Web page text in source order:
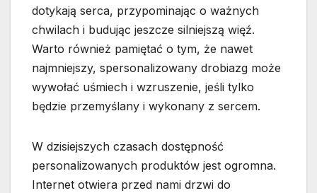
dotykają serca, przypominając o ważnych
chwilach i budując jeszcze silniejszą więź.
Warto również pamiętać o tym, że nawet
najmniejszy, spersonalizowany drobiazg może
wywołać uśmiech i wzruszenie, jeśli tylko
będzie przemyślany i wykonany z sercem.
W dzisiejszych czasach dostępność
personalizowanych produktów jest ogromna.
Internet otwiera przed nami drzwi do